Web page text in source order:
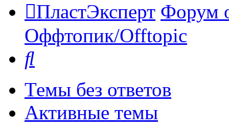
ПластЭксперт Форум
Оффтопик/Offtopic
Темы без ответов
Активные темы